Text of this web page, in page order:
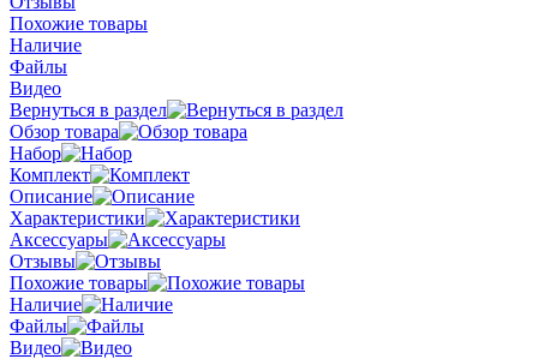
Похожие товары
Наличие
Файлы
Видео
Вернуться в раздел
Обзор товара
Набор
Комплект
Описание
Характеристики
Аксессуары
Отзывы
Похожие товары
Наличие
Файлы
Видео